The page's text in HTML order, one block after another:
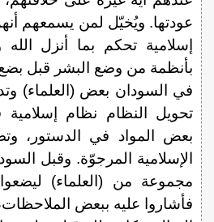
عودتها. ويُخيّل لمن يسمعهم
إسلامية تحكم بما أنزل
بأنظمة من وضع البشر قبل
في السودان بعض (العلماء)
تحويل النظام نظام
بعض المواد في الدستور،
الإسلامية المرجوّة. وقبل
مجموعة من (العلماء)
فأشاروا عليه ببعض